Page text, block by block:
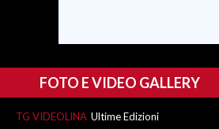
EVENTI
#CARAUNIONE
FOTO E VIDEO GALLERY
TG VIDEOLINA Ultime Edizioni